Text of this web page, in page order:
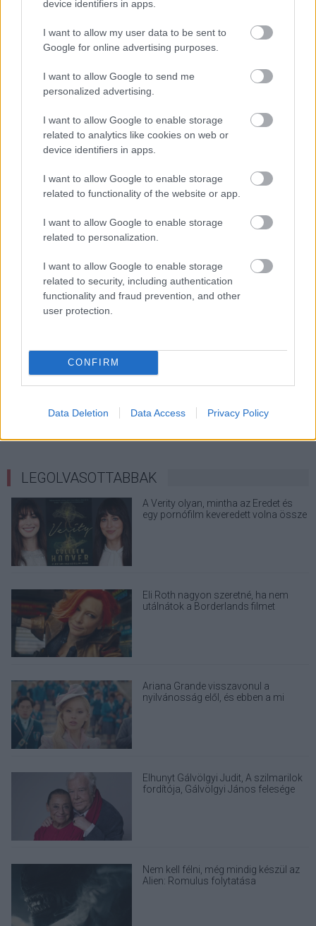
device identifiers in apps.
I want to allow my user data to be sent to
Google for online advertising purposes.
I want to allow Google to send me
personalized advertising.
I want to allow Google to enable storage
related to analytics like cookies on web or
device identifiers in apps.
I want to allow Google to enable storage
related to functionality of the website or app.
I want to allow Google to enable storage
related to personalization.
I want to allow Google to enable storage
related to security, including authentication
functionality and fraud prevention, and other
user protection.
CONFIRM
Data Deletion Data Access Privacy Policy
Megint rengeteg horrorfilmet néztünk - PuliCast
LEGOLVASOTTABBAK
A Verity olyan, mintha az Eredet és
egy pornófilm keveredett volna össze
Eli Roth nagyon szeretné, ha nem
utálnátok a Borderlands filmet
Ariana Grande visszavonul a
nyilvánosság elől, és ebben a mi
Elhunyt Gálvölgyi Judit, A szilmarilok
fordítója, Gálvölgyi János felesége
Nem kell félni, még mindig készül az
Alien: Romulus folytatása